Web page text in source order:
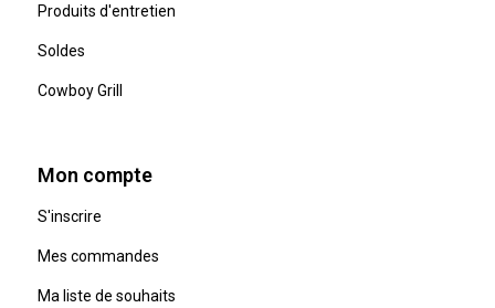
Produits d'entretien
Soldes
Cowboy Grill
Mon compte
S'inscrire
Mes commandes
Ma liste de souhaits